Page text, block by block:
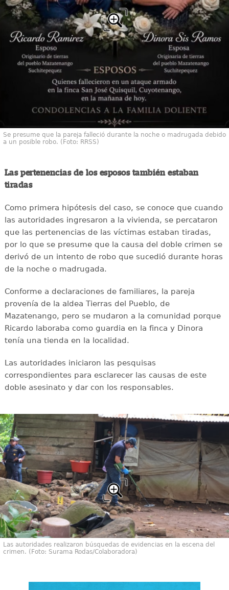
Se presume que la pareja falleció durante la noche o madrugada debido
a un posible robo. (Foto: RRSS)
Las pertenencias de los esposos también estaban
tiradas
Como primera hipótesis del caso, se conoce que cuando
las autoridades ingresaron a la vivienda, se percataron
que las pertenencias de las víctimas estaban tiradas,
por lo que se presume que la causa del doble crimen se
derivó de un intento de robo que sucedió durante horas
de la noche o madrugada.
Conforme a declaraciones de familiares, la pareja
provenía de la aldea Tierras del Pueblo, de
Mazatenango, pero se mudaron a la comunidad porque
Ricardo laboraba como guardia en la finca y Dinora
tenía una tienda en la localidad.
Las autoridades iniciaron las pesquisas
correspondientes para esclarecer las causas de este
doble asesinato y dar con los responsables.
Las autoridades realizaron búsquedas de evidencias en la escena del
crimen. (Foto: Surama Rodas/Colaboradora)